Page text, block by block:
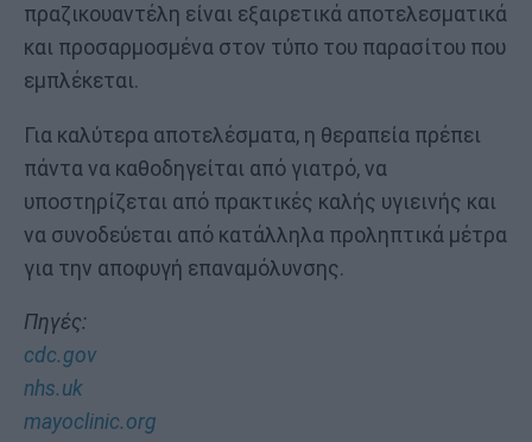
πραζικουαντέλη είναι εξαιρετικά αποτελεσματικά
και προσαρμοσμένα στον τύπο του παρασίτου που
εμπλέκεται.
Για καλύτερα αποτελέσματα, η θεραπεία πρέπει
πάντα να καθοδηγείται από γιατρό, να
υποστηρίζεται από πρακτικές καλής υγιεινής και
να συνοδεύεται από κατάλληλα προληπτικά μέτρα
για την αποφυγή επαναμόλυνσης.
Πηγές:
cdc.gov
nhs.uk
mayoclinic.org